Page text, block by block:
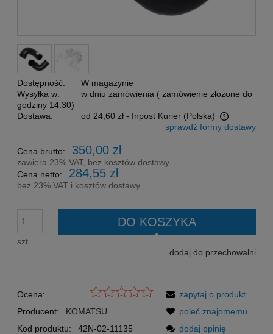
Dostępność:
W magazynie
Wysyłka w:
w dniu zamówienia ( zamówienie złożone do
godziny 14.30)
Dostawa:
od 24,60 zł - Inpost Kurier (Polska)
Cena nie zawiera ewentualnych kosztów płatnościsprawdź formy dostawy
Cena brutto: 350,00 zł
zawiera 23% VAT, bez kosztów dostawy
Cena netto:
284,55 zł
bez 23% VAT i kosztów dostawy
szt.
DO KOSZYKA
dodaj do przechowalni
Ocena:
Producent:
KOMATSU
Kod produktu:
42N-02-11135
zapytaj o produkt
poleć znajomemu
dodaj opinię